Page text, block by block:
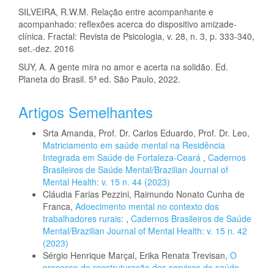
SILVEIRA, R.W.M. Relação entre acompanhante e
acompanhado: reflexões acerca do dispositivo amizade-
clínica. Fractal: Revista de Psicologia, v. 28, n. 3, p. 333-340,
set.-dez. 2016
SUY, A. A gente mira no amor e acerta na solidão. Ed.
Planeta do Brasil. 5ª ed. São Paulo, 2022.
Artigos Semelhantes
Srta Amanda, Prof. Dr. Carlos Eduardo, Prof. Dr. Leo,
Matriciamento em saúde mental na Residência
Integrada em Saúde de Fortaleza-Ceará , Cadernos
Brasileiros de Saúde Mental/Brazilian Journal of
Mental Health: v. 15 n. 44 (2023)
Cláudia Farias Pezzini, Raimundo Nonato Cunha de
Franca, Adoecimento mental no contexto dos
trabalhadores rurais: , Cadernos Brasileiros de Saúde
Mental/Brazilian Journal of Mental Health: v. 15 n. 42
(2023)
Sérgio Henrique Marçal, Erika Renata Trevisan, O